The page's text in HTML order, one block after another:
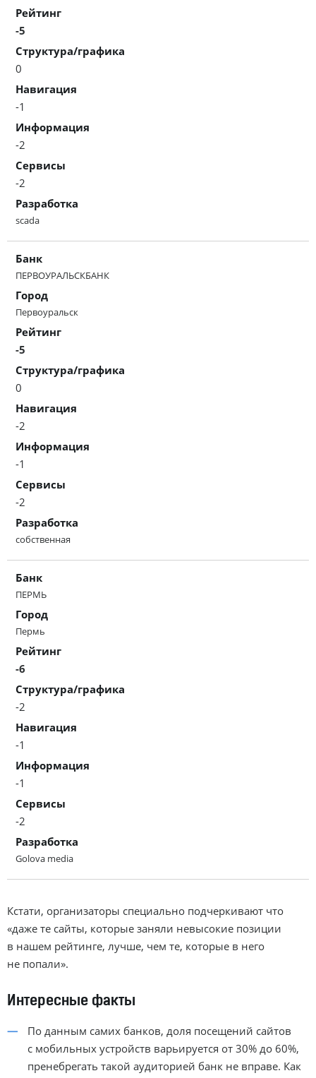
Рейтинг
-5
Структура/графика
0
Навигация
-1
Информация
-2
Сервисы
-2
Разработка
scada
Банк
ПЕРВОУРАЛЬСКБАНК
Город
Первоуральск
Рейтинг
-5
Структура/графика
0
Навигация
-2
Информация
-1
Сервисы
-2
Разработка
собственная
Банк
ПЕРМЬ
Город
Пермь
Рейтинг
-6
Структура/графика
-2
Навигация
-1
Информация
-1
Сервисы
-2
Разработка
Golova media
Кстати, организаторы специально подчеркивают что
«даже те сайты, которые заняли невысокие позиции
в нашем рейтинге, лучше, чем те, которые в него
не попали».
Интересные факты
По данным самих банков, доля посещений сайтов
с мобильных устройств варьируется от 30% до 60%,
пренебрегать такой аудиторией банк не вправе. Как